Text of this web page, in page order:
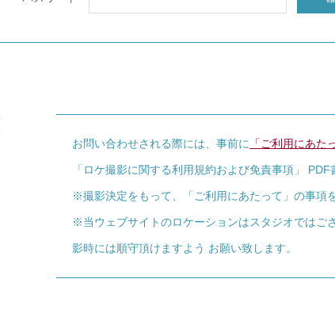
お問い合わせされる際には、事前に 「ご利用にあた
「ロケ撮影に関する利用規約および免責事項」
※撮影決定をもって、「ご利用にあたって」の事項
※当ウェブサイトのロケーションはスタジオではご
影時には順守頂けますよう お願い致します。